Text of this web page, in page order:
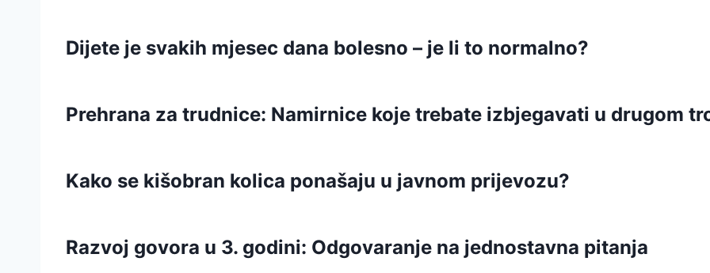
Dijete je svakih mjesec dana bolesno – je li to normalno?
Prehrana za trudnice: Namirnice koje trebate izbjegavati u drugom
Kako se kišobran kolica ponašaju u javnom prijevozu?
Razvoj govora u 3. godini: Odgovaranje na jednostavna pitanja